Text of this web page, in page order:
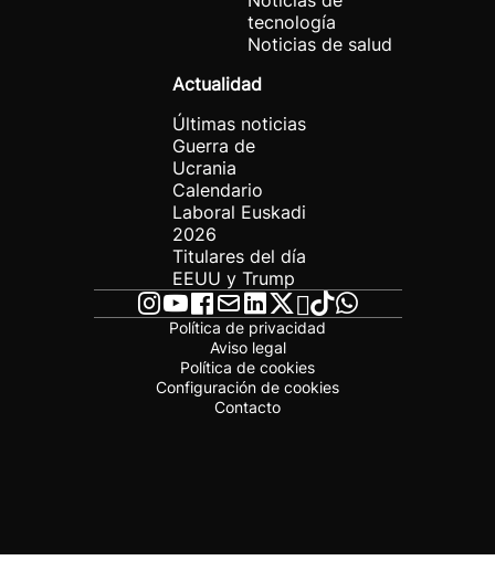
tecnología
Noticias de salud
Actualidad
Últimas noticias
Guerra de
Ucrania
Calendario
Laboral Euskadi
2026
Titulares del día
EEUU y Trump
Política de privacidad
Aviso legal
Política de cookies
Configuración de cookies
Contacto